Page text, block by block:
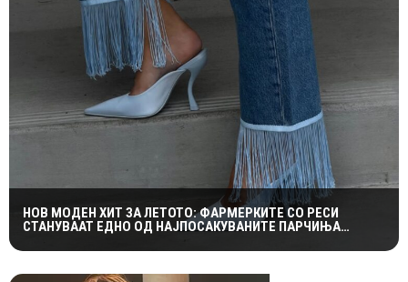
НОВ МОДЕН ХИТ ЗА ЛЕТОТО: ФАРМЕРКИТЕ СО РЕСИ
СТАНУВААТ ЕДНО ОД НАЈПОСАКУВАНИТЕ ПАРЧИЊА